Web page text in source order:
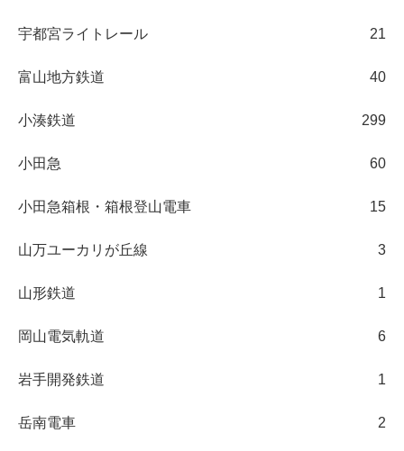
宇都宮ライトレール 21
富山地方鉄道 40
小湊鉄道 299
小田急 60
小田急箱根・箱根登山電車 15
山万ユーカリが丘線 3
山形鉄道 1
岡山電気軌道 6
岩手開発鉄道 1
岳南電車 2